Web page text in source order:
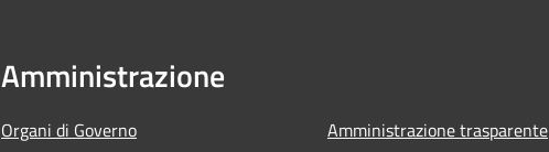
Amministrazione
Organi di Governo Amministrazione trasparente